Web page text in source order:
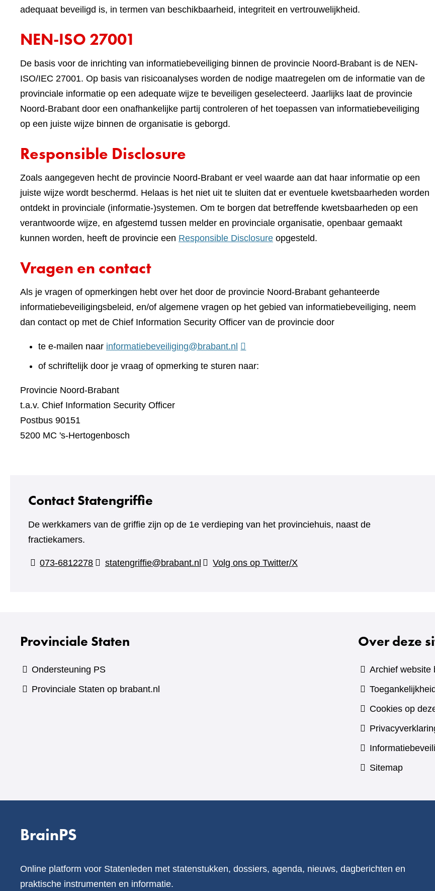
adequaat beveiligd is, in termen van beschikbaarheid, integriteit en vertrouwelijkheid.
NEN-ISO 27001
De basis voor de inrichting van informatiebeveiliging binnen de provincie Noord-Brabant is de NEN-
ISO/IEC 27001. Op basis van risicoanalyses worden de nodige maatregelen om de informatie van de
provinciale informatie op een adequate wijze te beveiligen geselecteerd. Jaarlijks laat de provincie
Noord-Brabant door een onafhankelijke partij controleren of het toepassen van informatiebeveiliging
op een juiste wijze binnen de organisatie is geborgd.
Responsible Disclosure
Zoals aangegeven hecht de provincie Noord-Brabant er veel waarde aan dat haar informatie op een
juiste wijze wordt beschermd. Helaas is het niet uit te sluiten dat er eventuele kwetsbaarheden worden
ontdekt in provinciale (informatie-)systemen. Om te borgen dat betreffende kwetsbaarheden op een
verantwoorde wijze, en afgestemd tussen melder en provinciale organisatie, openbaar gemaakt
kunnen worden, heeft de provincie een Responsible Disclosure opgesteld.
Vragen en contact
Als je vragen of opmerkingen hebt over het door de provincie Noord-Brabant gehanteerde
informatiebeveiligingsbeleid, en/of algemene vragen op het gebied van informatiebeveiliging, neem
dan contact op met de Chief Information Security Officer van de provincie door
te e-mailen naar informatiebeveiliging@brabant.nl
of schriftelijk door je vraag of opmerking te sturen naar:
Provincie Noord-Brabant
t.a.v. Chief Information Security Officer
Postbus 90151
5200 MC 's-Hertogenbosch
Contact Statengriffie
De werkkamers van de griffie zijn op de 1e verdieping van het provinciehuis, naast de
fractiekamers.
073-6812278 statengriffie@brabant.nl Volg ons op Twitter/X
Provinciale Staten
Ondersteuning PS
Provinciale Staten op brabant.nl
Over deze
Archief website
Cookies op
Sitemap
BrainPS
Online platform voor Statenleden met statenstukken, dossiers, agenda, nieuws, dagberichten en
praktische instrumenten en informatie.